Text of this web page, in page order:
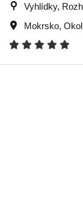
Vyhlídky,
Mokrsko,